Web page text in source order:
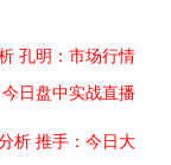
孔明：市场行情
日盘中实战直播
析 推手：今日大